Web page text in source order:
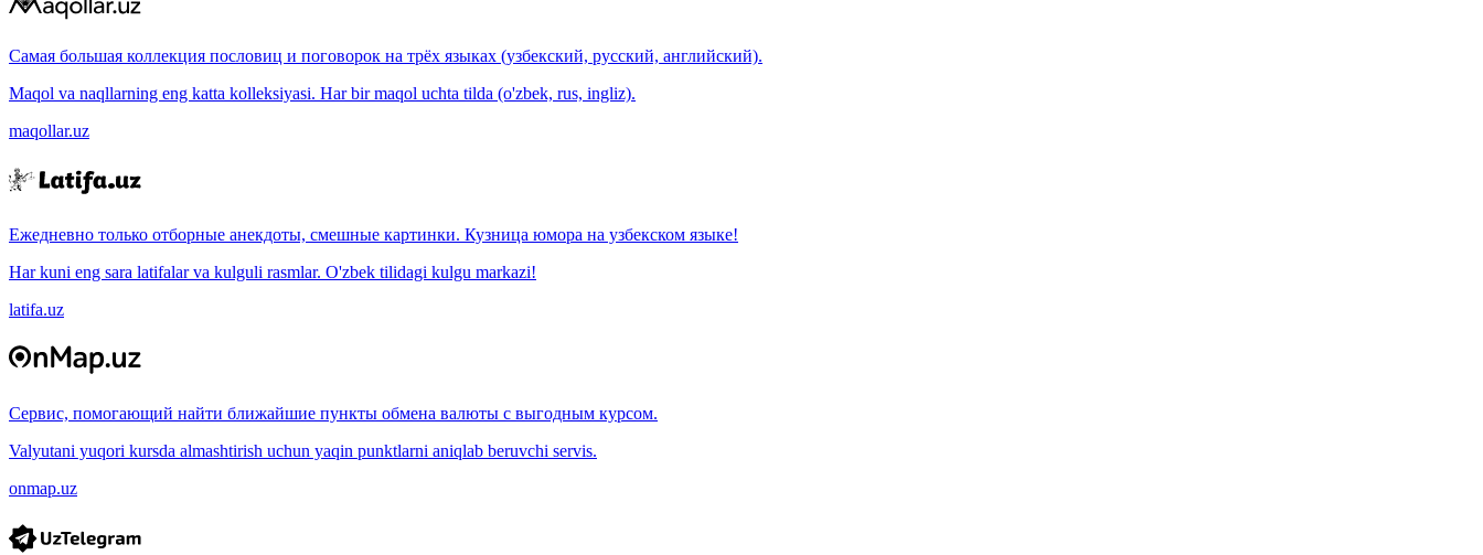
Самая большая коллекция пословиц и поговорок на трёх языках (узбекский, русский, английский).
Maqol va naqllarning eng katta kolleksiyasi. Har bir maqol uchta tilda (o'zbek, rus, ingliz).
maqollar.uz
Ежедневно только отборные анекдоты, смешные картинки. Кузница юмора на узбекском языке!
Har kuni eng sara latifalar va kulguli rasmlar. O'zbek tilidagi kulgu markazi!
latifa.uz
Сервис, помогающий найти ближайшие пункты обмена валюты с выгодным курсом.
Valyutani yuqori kursda almashtirish uchun yaqin punktlarni aniqlab beruvchi servis.
onmap.uz